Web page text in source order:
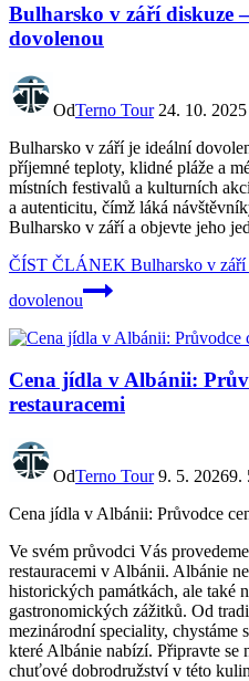
Bulharsko v září diskuze
dovolenou
OdTerno Tour 24. 10. 2025
Bulharsko v září je ideální
příjemné teploty, klidné pláže a
místních festivalů a kulturních
a autenticitu, čímž láká
Bulharsko v září a objevte jeho
ČÍST ČLÁNEK Bulharsko v září
dovolenou
Cena jídla v Albánii:
restauracemi
OdTerno Tour 9. 5. 20269.
Cena jídla v Albánii: Průvodce
Ve svém průvodci Vás
restauracemi v Albánii. Albánie
historických památkách, ale také
gastronomických zážitků. Od
mezinárodní speciality, chystáme
které Albánie nabízí. Připravte se
chuťové dobrodružství v této